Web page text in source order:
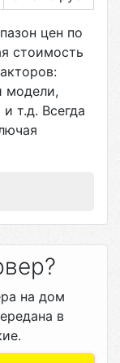
цен по
стоимость
модели,
т.д. Всегда
на дом
в